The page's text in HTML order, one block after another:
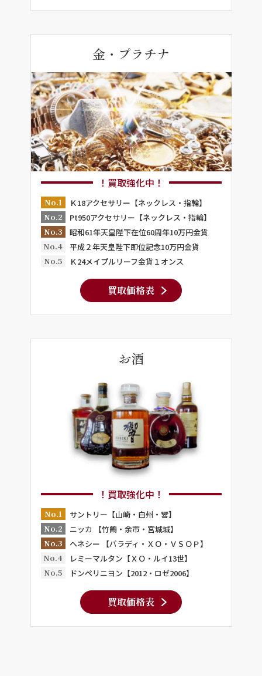
金・プラチナ
！買取強化中！
No.1
Ｋ18アクセサリー【ネックレス・指輪】
No.2
Pt950アクセサリー【ネックレス・指輪】
No.3
昭和61年天皇陛下在位60周年10万円金貨
No.4
平成２年天皇陛下即位記念10万円金貨
No.5
Ｋ24メイプルリーフ金貨１オンス
買取価格表
お酒
！買取強化中！
No.1
サントリー【山崎・白州・響】
No.2
ニッカ 【竹鶴・余市・宮城城】
No.3
ヘネシー 【パラディ・ＸＯ・ＶＳＯＰ】
No.4
レミーマルタン【ＸＯ・ルイ13世】
No.5
ドンペリニヨン【2012・ロゼ2006】
買取価格表